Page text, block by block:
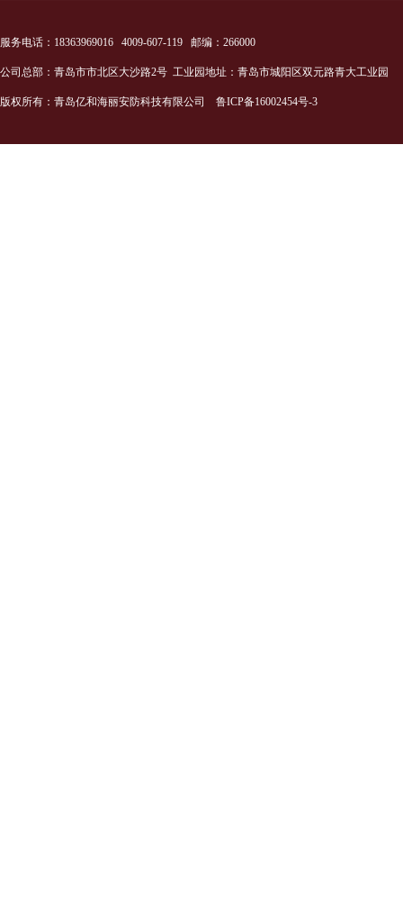
服务电话：18363969016 4009-607-119 邮编：266000
公司总部：青岛市市北区大沙路2号 工业园地址：青岛市城阳区双元路青大工业园
版权所有：青岛亿和海丽安防科技有限公司 鲁ICP备16002454号-3